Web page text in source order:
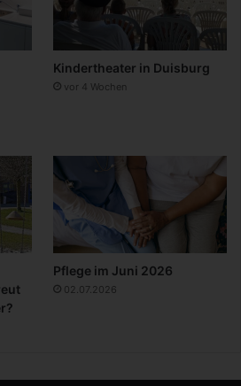
Kindertheater in Duisburg
vor 4 Wochen
Pflege im Juni 2026
02.07.2026